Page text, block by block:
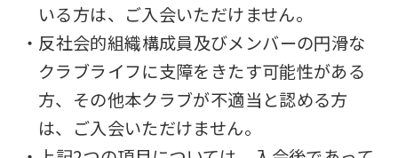
いる方は、ご入会いただけません。
・反社会的組織構成員及びメンバーの円滑な
クラブライフに支障をきたす可能性がある
方、その他本クラブが不適当と認める方
は、ご入会いただけません。